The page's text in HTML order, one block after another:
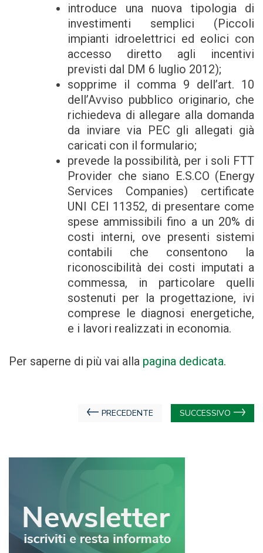
introduce una nuova tipologia di
investimenti semplici (Piccoli
impianti idroelettrici ed eolici con
accesso diretto agli incentivi
previsti dal DM 6 luglio 2012);
sopprime il comma 9 dell’art. 10
dell’Avviso pubblico originario, che
richiedeva di allegare alla domanda
da inviare via PEC gli allegati già
caricati con il formulario;
prevede la possibilità, per i soli FTT
Provider che siano E.S.CO (Energy
Services Companies) certificate
UNI CEI 11352, di presentare come
spese ammissibili fino a un 20% di
costi interni, ove presenti sistemi
contabili che consentono la
riconoscibilità dei costi imputati a
commessa, in particolare quelli
sostenuti per la progettazione, ivi
comprese le diagnosi energetiche,
e i lavori realizzati in economia.
Per saperne di più vai alla pagina dedicata.
Navigazione
PRECEDENTE SUCCESSIVO